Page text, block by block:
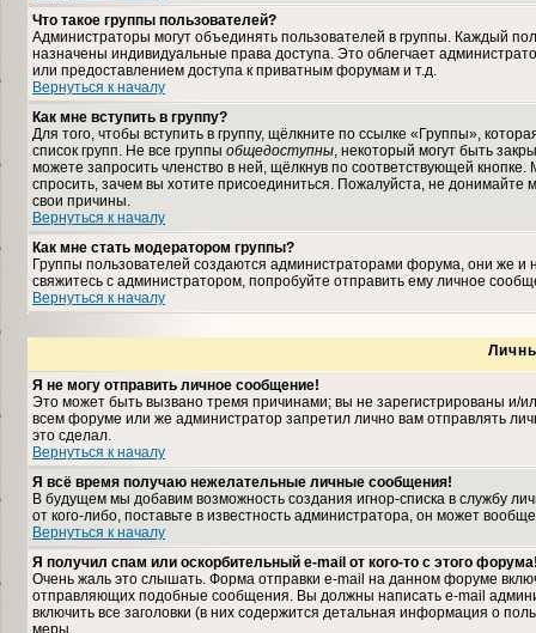
Что такое группы пользователей?
Администраторы могут объединять пользователей в группы. Каждый
назначены индивидуальные права доступа. Это облегчает
или предоставлением доступа к приватным форумам и т.д.
Вернуться к началу
Как мне вступить в группу?
Для того, чтобы вступить в группу, щёлкните по ссылке «Группы»,
список групп. Не все группы общедоступны, некоторый могут быть
можете запросить членство в ней, щёлкнув по соответствующей
спросить, зачем вы хотите присоединиться. Пожалуйста, не
свои причины.
Вернуться к началу
Как мне стать модератором группы?
Группы пользователей создаются администраторами форума, они же и
свяжитесь с администратором, попробуйте отправить ему личное
Вернуться к началу
Я не могу отправить личное сообщение!
Это может быть вызвано тремя причинами; вы не зарегистрированы
всем форуме или же администратор запретил лично вам отправлять
это сделал.
Вернуться к началу
Я всё время получаю нежелательные личные сообщения!
В будущем мы добавим возможность создания игнор-списка в службу
от кого-либо, поставьте в известность администратора, он может
Вернуться к началу
Я получил спам или оскорбительный e-mail от кого-то с этого
Очень жаль это слышать. Форма отправки e-mail на данном форуме
отправляющих подобные сообщения. Вы должны написать e-mail
включить все заголовки (в них содержится детальная информация о
меры.